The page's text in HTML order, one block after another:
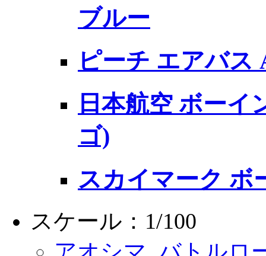
ブルー
ピーチ エアバス
日本航空 ボーイ
ゴ)
スカイマーク ボ
スケール：1/100